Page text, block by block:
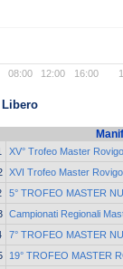
08:00 12:00 16:00
Libero
XV° Trofeo Master
XVI Trofeo Master
5° TROFEO MASTER
Campionati Regionali
7° TROFEO MASTER
19° TROFEO MASTER